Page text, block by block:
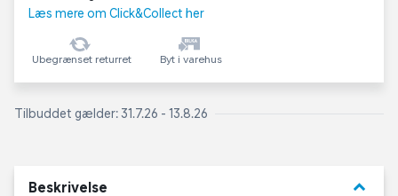
Læs mere om Click&Collect her
Ubegrænset returret Byt i varehus
Tilbuddet gælder: 31.7.26 - 13.8.26
Beskrivelse keyboard_arrow_down